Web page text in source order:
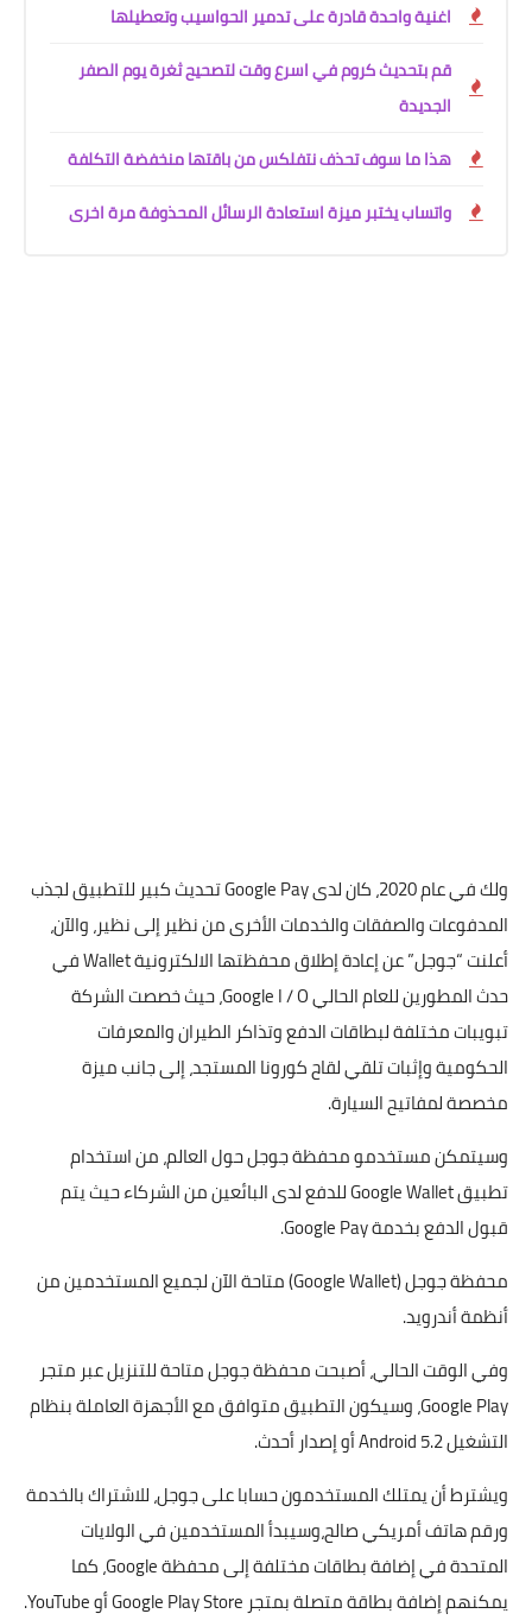
اغنية واحدة قادرة على تدمير الحواسيب وتعطيلها
قم بتحديث كروم في اسرع وقت لتصحيح ثغرة يوم الصفر
الجديدة
هذا ما سوف تحذف نتفلكس من باقتها منخفضة التكلفة
واتساب يختبر ميزة استعادة الرسائل المحذوفة مرة اخرى
ولك في عام 2020، كان لدى Google Pay تحديث كبير للتطبيق لجذب
المدفوعات والصفقات والخدمات الأخرى من نظير إلى نظير، والآن،
أعلنت “جوجل” عن إعادة إطلاق محفظتها الالكترونية Wallet في
حدث المطورين للعام الحالي Google I / O، حيث خصصت الشركة
تبويبات مختلفة لبطاقات الدفع وتذاكر الطيران والمعرفات
الحكومية وإثبات تلقي لقاح كورونا المستجد، إلى جانب ميزة
مخصصة لمفاتيح السيارة.
وسيتمكن مستخدمو محفظة جوجل حول العالم، من استخدام
تطبيق Google Wallet للدفع لدى البائعين من الشركاء حيث يتم
قبول الدفع بخدمة Google Pay.
محفظة جوجل (Google Wallet) متاحة الآن لجميع المستخدمين من
أنظمة أندرويد.
وفي الوقت الحالي، أصبحت محفظة جوجل متاحة للتنزيل عبر متجر
Google Play، وسيكون التطبيق متوافق مع الأجهزة العاملة بنظام
التشغيل Android 5.2 أو إصدار أحدث.
ويشترط أن يمتلك المستخدمون حسابا على جوجل، للاشتراك بالخدمة
ورقم هاتف أمريكي صالح،وسيبدأ المستخدمين في الولايات
المتحدة في إضافة بطاقات مختلفة إلى محفظة Google، كما
يمكنهم إضافة بطاقة متصلة بمتجر Google Play Store أو YouTube.